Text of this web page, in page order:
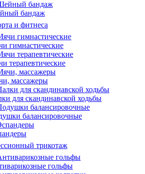
бандаж
и фитнеса
гимнастические
терапевтические
массажеры
для скандинавской ходьбы
балансировочные
трикотаж
гольфы